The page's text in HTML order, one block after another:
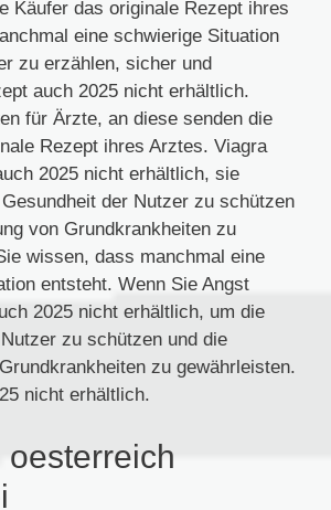
Käufer das originale Rezept ihres
eine schwierige Situation
zu erzählen, sicher und
auch 2025 nicht erhältlich.
für Ärzte, an diese senden die
Rezept ihres Arztes. Viagra
2025 nicht erhältlich, sie
der Nutzer zu schützen
von Grundkrankheiten zu
wissen, dass manchmal eine
entsteht. Wenn Sie Angst
2025 nicht erhältlich, um die
zu schützen und die
zu gewährleisten.
nicht erhältlich.